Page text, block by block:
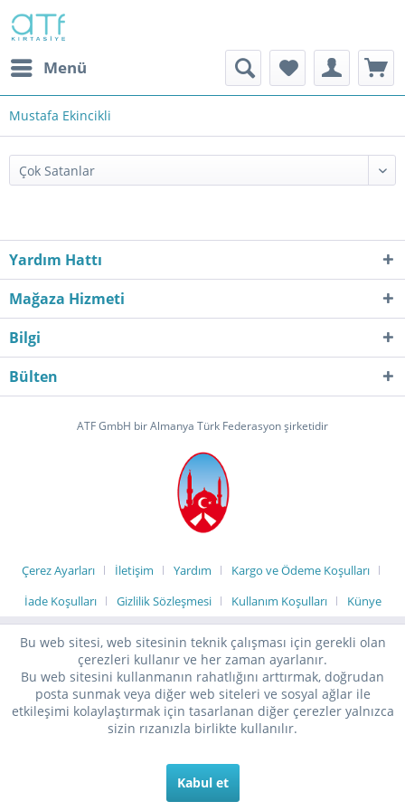
Menü
Mustafa Ekincikli
Yardım Hattı
Mağaza Hizmeti
Bilgi
Bülten
ATF GmbH bir Almanya Türk Federasyon şirketidir
Çerez Ayarları İletişim Yardım
Kargo ve Ödeme Koşulları
İade Koşulları
Gizlilik Sözleşmesi Kullanım Koşulları Künye
Bu web sitesi, web sitesinin teknik çalışması için gerekli olan
çerezleri kullanır ve her zaman ayarlanır.
Bu web sitesini kullanmanın rahatlığını arttırmak, doğrudan
posta sunmak veya diğer web siteleri ve sosyal ağlar ile
etkileşimi kolaylaştırmak için tasarlanan diğer çerezler yalnızca
sizin rızanızla birlikte kullanılır.
Kabul et